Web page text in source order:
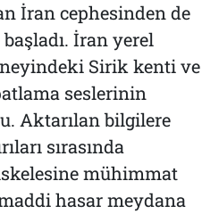
İran cephesinden de
İran yerel
Sirik kenti ve
seslerinin
Aktarılan bilgilere
sırasında
mühimmat
hasar meydana